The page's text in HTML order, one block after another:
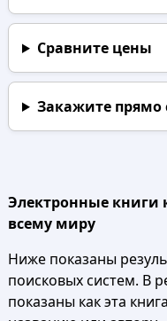
Сравните цены
Закажите прямо
Электронные книги
всему миру
Ниже показаны
поисковых систем. В
показаны как эта